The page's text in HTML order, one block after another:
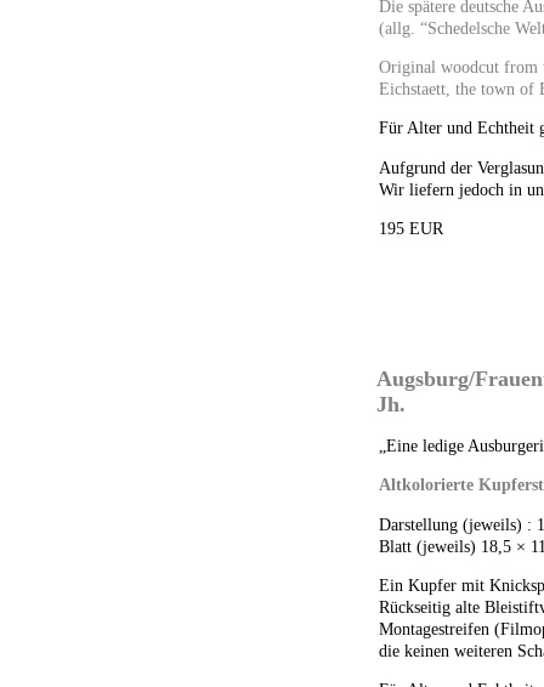
Die spätere deutsche
(allg. “Schedelsche
Original woodcut from
Eichstaett, the town of
Für Alter und Echtheit
Aufgrund der
Wir liefern jedoch in
195 EUR
Augsburg/
Jh.
„Eine ledige
Altkolorierte
Darstellung (jeweils) :
Blatt (jeweils) 18,5 ×
Ein Kupfer mit
Rückseitig alte
Montagestreifen
die keinen weiteren